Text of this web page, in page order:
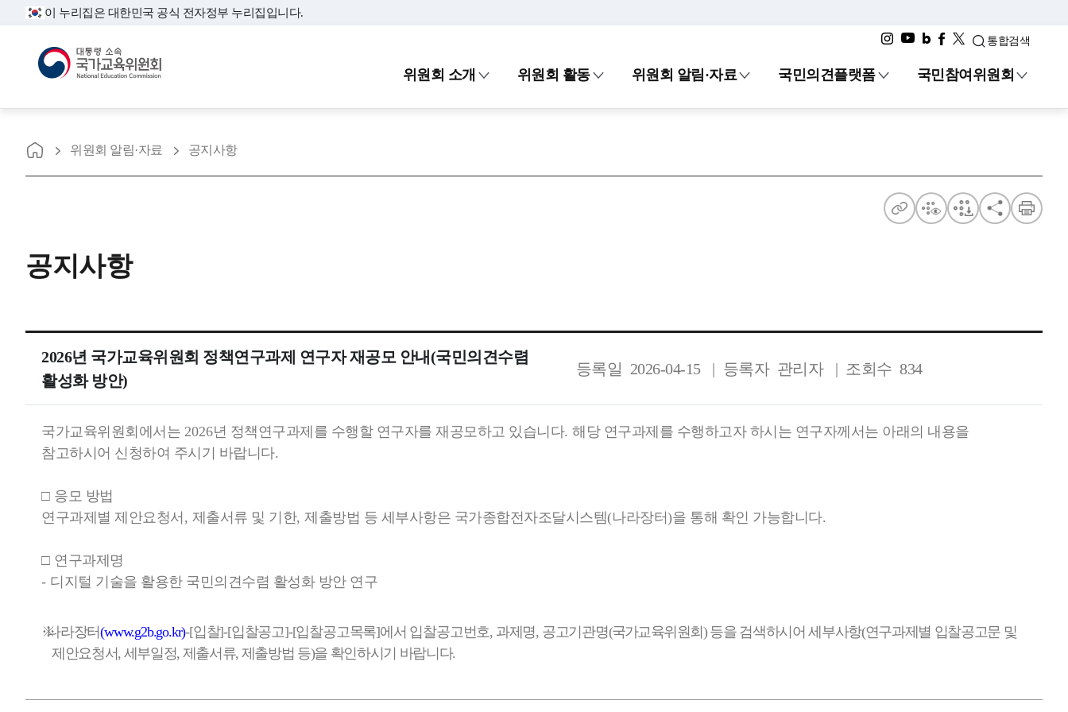
이 누리집은 대한민국 공식 전자정부 누리집입니다.
대통령소속 국가교육위원회
통합검색
위원회 소개 위원회 활동 위원회 알림·자료 국민의견플랫폼 국민참여위원회
공
항
위
으로
위원회 알림·자료 공지사항
주
점
점
공
인
공지사항
2026년 국가교육위원회 정책연구과제 연구자 재공모 안내(국민의견수렴
활성화 방안)
등록일 2026-04-15 등록자 관리자 조회수 834
국가교육위원회에서는 2026년 정책연구과제를 수행할 연구자를 재공모하고 있습니다. 해당 연구과제를 수행하고자 하시는 연구자께서는 아래의 내용을
참고하시어 신청하여 주시기 바랍니다.
□ 응모 방법
연구과제별 제안요청서 , 제출서류 및 기한, 제출방법 등 세부사항은 국가종합전자조달시스템(나라장터)을 통해 확인 가능합니다.
□ 연구과제명
- 디지털 기술을 활용한 국민의견수렴 활성화 방안 연구
※
나라장터(www.g2b.go.kr)-[입찰]-[입찰공고]-[입찰공고목록]에서 입찰공고번호, 과제명, 공고기관명(국가교육위원회 )등을 검색하시어 세부사항(연구과제별 입찰공고문 및
제안요청서, 세부일정, 제출서류, 제출방법 등)을 확인하시기 바랍니다.